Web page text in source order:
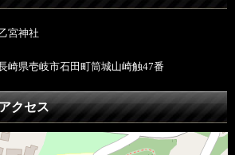
宮神社
崎県壱岐市石田町筒城山崎触47番
クセス